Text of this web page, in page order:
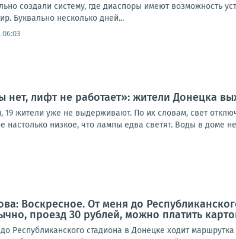
создали систему, где диаспоры имеют возможность
Буквально несколько дней...
06:03
нет, лифт не работает»: жители Донецка
19 жители уже не выдерживают. По их словам, свет
настолько низкое, что лампы едва светят. Воды в доме
Воскресное. От меня до
проезд 30 рублей, можно платить
Республиканского стадиона в Донецке ходит